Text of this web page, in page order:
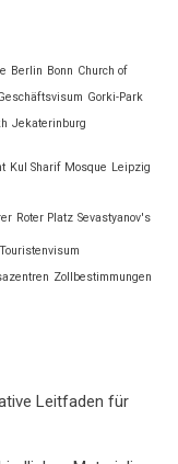
Berlin Bonn Church of
Gorki-Park
Jekaterinburg
Kul Sharif Mosque Leipzig
Roter Platz Sevastyanov's
Touristenvisum
Zollbestimmungen
Leitfaden für